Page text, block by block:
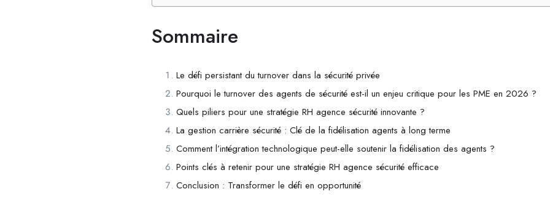
Sommaire
Le défi persistant du turnover dans la sécurité privée
Pourquoi le turnover des agents de sécurité est-il un enjeu critique pour les PME en 2026 ?
Quels piliers pour une stratégie RH agence sécurité innovante ?
La gestion carrière sécurité : Clé de la fidélisation agents à long terme
Comment l’intégration technologique peut-elle soutenir la fidélisation des agents ?
Points clés à retenir pour une stratégie RH agence sécurité efficace
Conclusion : Transformer le défi en opportunité